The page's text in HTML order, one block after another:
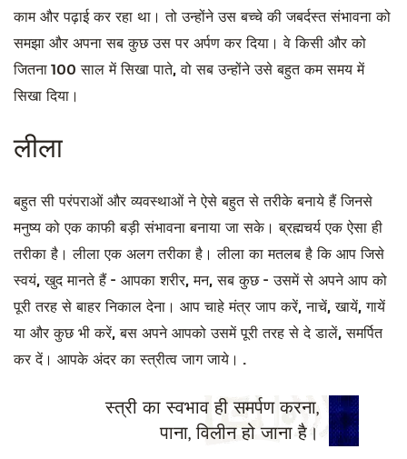
काम और पढ़ाई कर रहा था। तो उन्होंने उस बच्चे की जबर्दस्त संभावना को
समझा और अपना सब कुछ उस पर अर्पण कर दिया। वे किसी और को
जितना 100 साल में सिखा पाते, वो सब उन्होंने उसे बहुत कम समय में
सिखा दिया।
लीला
बहुत सी परंपराओं और व्यवस्थाओं ने ऐसे बहुत से तरीके बनाये हैं जिनसे
मनुष्य को एक काफी बड़ी संभावना बनाया जा सके। ब्रह्मचर्य एक ऐसा ही
तरीका है। लीला एक अलग तरीका है। लीला का मतलब है कि आप जिसे
स्वयं, खुद मानते हैं - आपका शरीर, मन, सब कुछ - उसमें से अपने आप को
पूरी तरह से बाहर निकाल देना। आप चाहे मंत्र जाप करें, नाचें, खायें, गायें
या और कुछ भी करें, बस अपने आपको उसमें पूरी तरह से दे डालें, समर्पित
कर दें। आपके अंदर का स्त्रीत्व जाग जाये। .
स्त्री का स्वभाव ही समर्पण करना,
पाना, विलीन हो जाना है।